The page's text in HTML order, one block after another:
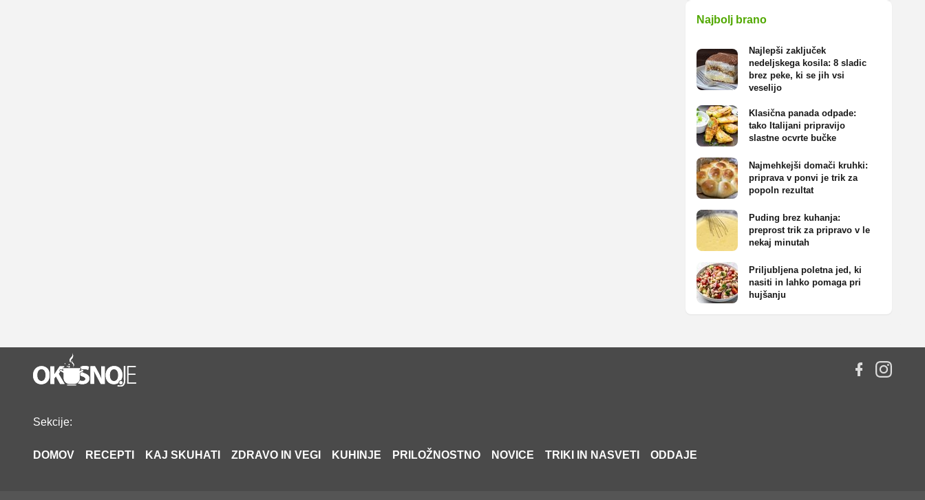
Najbolj brano
Najlepši zaključek
nedeljskega kosila: 8 sladic
brez peke, ki se jih vsi
veselijo
Klasična panada odpade:
tako Italijani pripravijo
slastne ocvrte bučke
Najmehkejši domači kruhki:
priprava v ponvi je trik za
popoln rezultat
Puding brez kuhanja:
preprost trik za pripravo v le
nekaj minutah
Priljubljena poletna jed, ki
nasiti in lahko pomaga pri
hujšanju
Sekcije:
DOMOV RECEPTI KAJ SKUHATI ZDRAVO IN VEGI KUHINJE PRILOŽNOSTNO NOVICE TRIKI IN NASVETI ODDAJE